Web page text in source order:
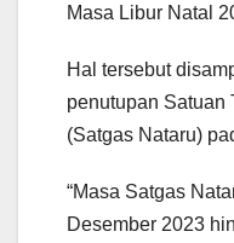
Masa Libur Natal
Hal tersebut
penutupan Satuan
(Satgas Nataru)
“Masa Satgas
Desember 2023